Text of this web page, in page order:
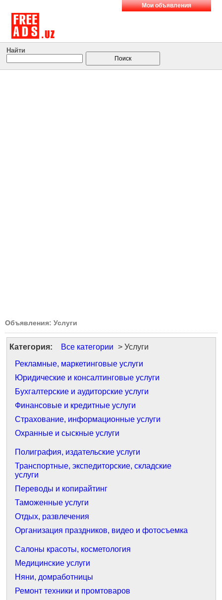
Мои объявления
Найти
Объявления: Услуги
Категория: Все категории > Услуги
Рекламные, маркетинговые услуги
Юридические и консалтинговые услуги
Бухгалтерские и аудиторские услуги
Финансовые и кредитные услуги
Страхование, информационные услуги
Охранные и сыскные услуги
Полиграфия, издательские услуги
Транспортные, экспедиторские, складские
услуги
Переводы и копирайтинг
Таможенные услуги
Отдых, развлечения
Организация праздников, видео и фотосъемка
Салоны красоты, косметология
Медицинские услуги
Няни, домработницы
Ремонт техники и промтоваров